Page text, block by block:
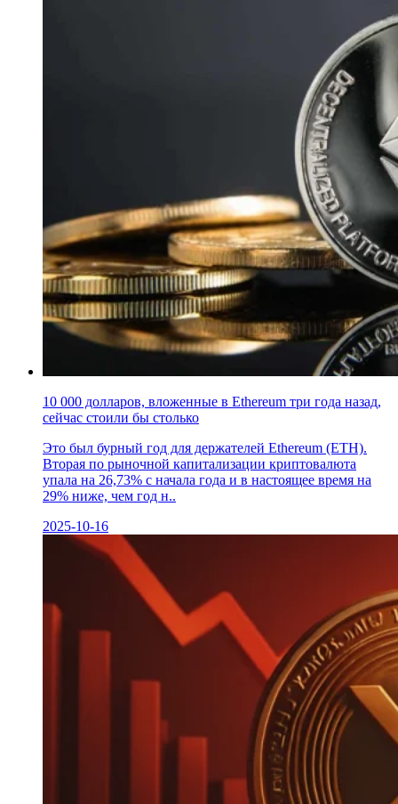
10 000 долларов, вложенные в Ethereum три года назад,
сейчас стоили бы столько
Это был бурный год для держателей Ethereum (ETH).
Вторая по рыночной капитализации криптовалюта
упала на 26,73% с начала года и в настоящее время на
29% ниже, чем год н..
2025-10-16